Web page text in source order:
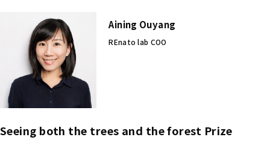
Aining Ouyang
REnato lab COO
Seeing both the trees and the forest Prize